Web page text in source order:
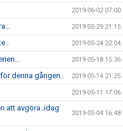
2019-06-02 07:00
2019-05-29 21:15
2019-05-24 22:04
2019-05-18 15:36
denna gången.. 2019-05-14 21:25
2019-05-11 17:06
att avgöra..idag
2019-05-04 16:48